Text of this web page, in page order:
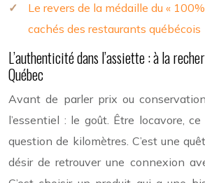
Le revers de la médaille du «
cachés des restaurants québécois
L’authenticité dans l’assiette : à la
Québec
Avant de parler prix ou
l’essentiel : le goût. Être locavore,
question de kilomètres. C’est une
désir de retrouver une connexion